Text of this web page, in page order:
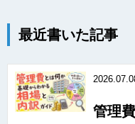
最近書いた記事
管理